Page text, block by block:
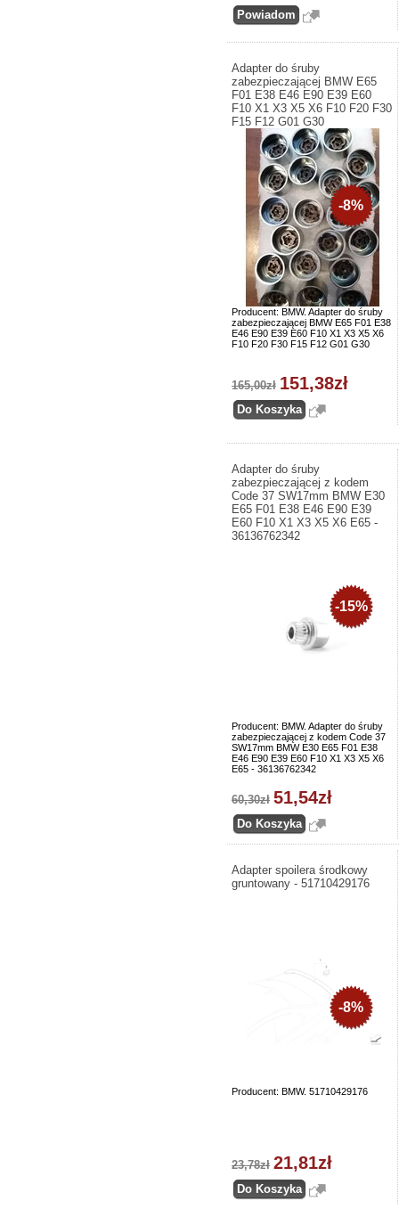
Adapter do śruby
zabezpieczającej BMW E65
F01 E38 E46 E90 E39 E60
F10 X1 X3 X5 X6 F10 F20 F30
F15 F12 G01 G30
Producent: BMW. Adapter do śruby
zabezpieczającej BMW E65 F01 E38
E46 E90 E39 E60 F10 X1 X3 X5 X6
F10 F20 F30 F15 F12 G01 G30
-8%
165,00zł 151,38zł
Adapter do śruby
zabezpieczającej z kodem
Code 37 SW17mm BMW E30
E65 F01 E38 E46 E90 E39
E60 F10 X1 X3 X5 X6 E65 -
36136762342
Producent: BMW. Adapter do śruby
zabezpieczającej z kodem Code 37
SW17mm BMW E30 E65 F01 E38
E46 E90 E39 E60 F10 X1 X3 X5 X6
E65 - 36136762342
-15%
60,30zł 51,54zł
Adapter spoilera środkowy
gruntowany - 51710429176
Producent: BMW. 51710429176
-8%
23,78zł 21,81zł